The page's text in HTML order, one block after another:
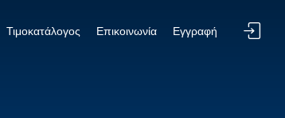
Τιμοκατάλογος Επικοινωνία Εγγραφή